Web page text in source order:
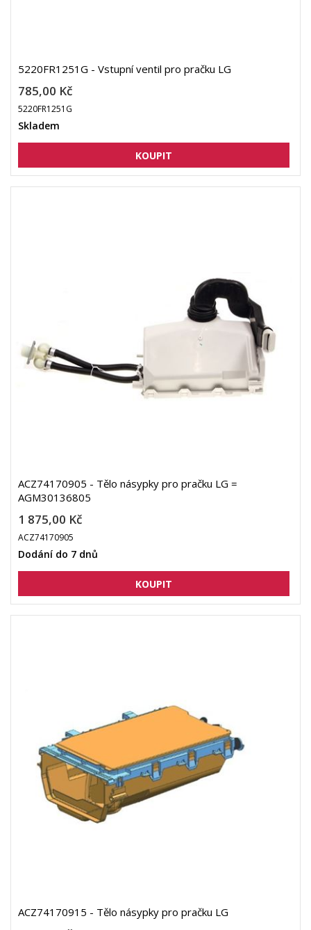
5220FR1251G - Vstupní ventil pro pračku LG
785,00 Kč
5220FR1251G
Skladem
ACZ74170905 - Tělo násypky pro pračku LG =
AGM30136805
1 875,00 Kč
ACZ74170905
Dodání do 7 dnů
ACZ74170915 - Tělo násypky pro pračku LG